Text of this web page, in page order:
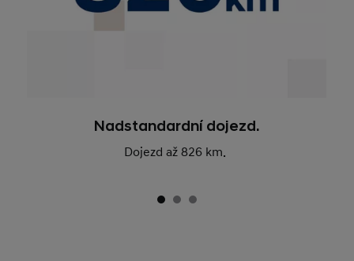
Nadstandardní dojezd.
Dojezd až 826 km.